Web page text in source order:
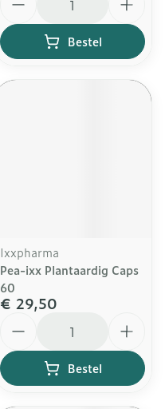
Bestel
Ixxpharma
Pea-ixx Plantaardig Caps
60
€ 29,50
Bestel